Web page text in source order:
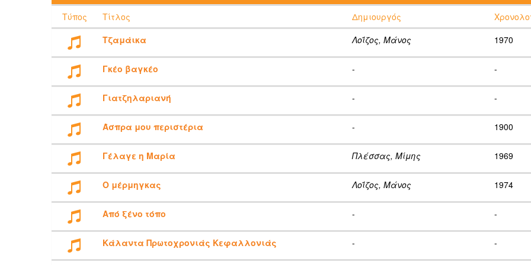
Τύπος Τίτλος Δημιουργός
Τζαμάικα
Λοΐζος, Μάνος 1970
Γκέο βαγκέο - -
Γιατζηλαριανή - -
Άσπρα μου περιστέρια - 1900
Γέλαγε η Μαρία Πλέσσας, Μίμης 1969
Ο μέρμηγκας Λοΐζος, Μάνος 1974
Από ξένο τόπο - -
Κάλαντα Πρωτοχρονιάς Κεφαλλονιάς - -